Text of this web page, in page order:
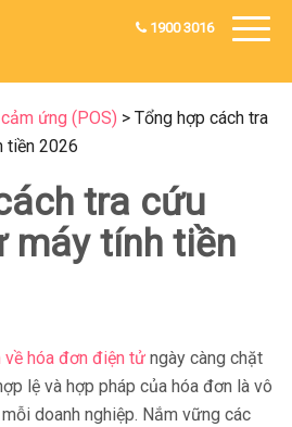
1900 3016
ứng (POS) > Tổng hợp cách tra
tiền 2026
tra cứu
máy tính tiền
về hóa đơn điện tử ngày càng chặt
lệ và hợp pháp của hóa đơn là vô
doanh nghiệp. Nắm vững các